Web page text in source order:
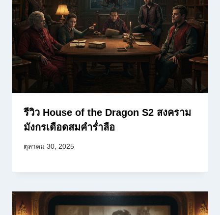
รีวิว House of the Dragon S2 สงคราม
มังกรเดือดสมคำร่ำลือ
ตุลาคม 30, 2025